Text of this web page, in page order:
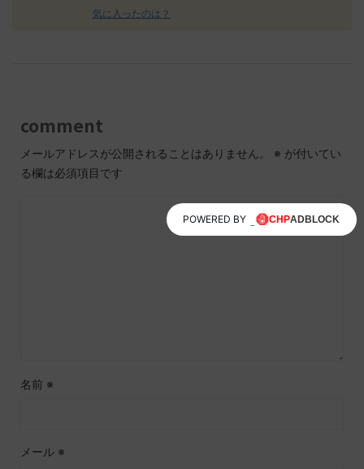
気に入ったのは？
comment
メールアドレスが公開されることはありません。 ※ が付いてい
る欄は必須項目です
名前 ※
メール ※
POWERED BY